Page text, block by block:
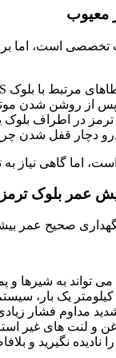
معیوب
تخصصی است، اما
در اطراف بلوک
دچار قفل شدن
اما گاهی نیاز
عمر بلوک ترمز
صحیح عمر
تواند به شیرها و
مداوم فشار
و لنت های غیر